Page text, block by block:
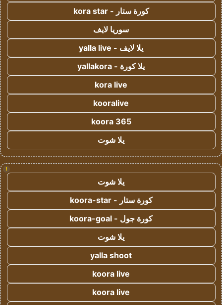
كورة ستار - kora star
سوريا لايف
يلا لايف - yalla live
يلا كورة - yallakora
kora live
kooralive
koora 365
يلا شوت
!
يلا شوت
كورة ستار - koora-star
كورة جول - koora-goal
يلا شوت
yalla shoot
koora live
koora live